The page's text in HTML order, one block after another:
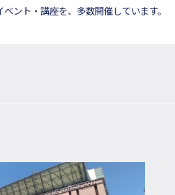
ベント・講座を、多数開催しています。